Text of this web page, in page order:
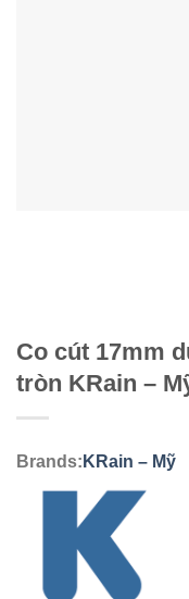
Co cút 17mm
tròn KRain –
Brands: KRain – Mỹ